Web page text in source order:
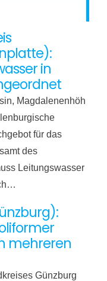
in
Magdalenenhöh
für das
des
Leitungswasser
mehreren
Günzburg